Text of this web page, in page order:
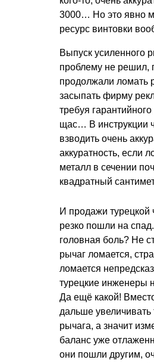
3000… Но это явно
ресурс винтовки
Выпуск усиленного
проблему не решил,
продолжали ломать
засыпать фирму
требуя
щас… В инструкции
взводить очень
аккуратность, если
металл в сечении
квадратный
И продажи турецкой
резко пошли на
головная боль? Не
рычаг ломается,
ломается
турецкие инженеры
Да ещё какой!
дальше
рычага, а значит
баланс уже
они пошли другим,